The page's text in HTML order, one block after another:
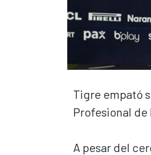
Tigre empató
Profesional de
A pesar del